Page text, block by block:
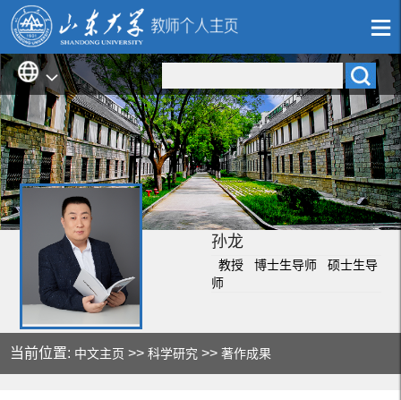
孙龙
教授 博士生导师 硕士生导
师
当前位置: 中文主页 >>科学研究 >>著作成果